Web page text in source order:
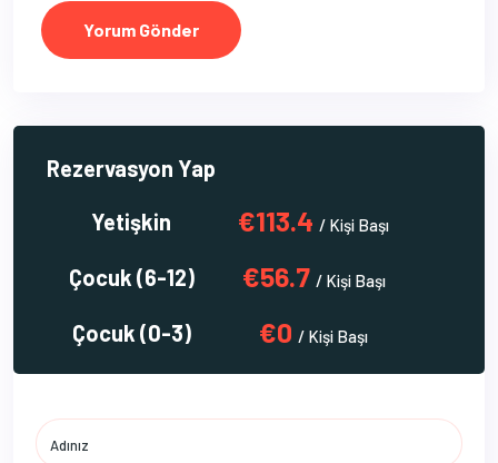
Yorum Gönder
Rezervasyon Yap
Yetişkin
€113.4 / Kişi Başı
Çocuk (6-12) €56.7 / Kişi Başı
Çocuk (0-3) €0 / Kişi Başı